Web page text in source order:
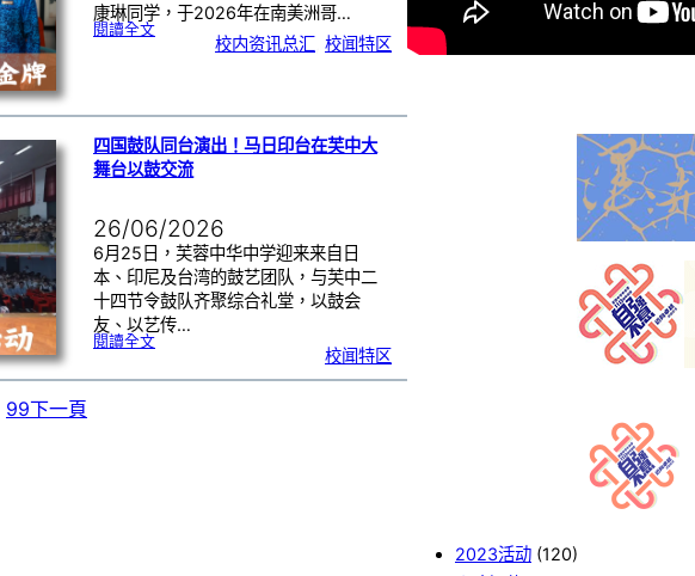
康琳同学，于2026年在南美洲哥…
閱讀全文:芙
赛
金
！
校内资讯总汇 校闻特区
四国鼓队同台演出！马日印台在芙中大
舞台以鼓交流
26/06/2026
6月25日，芙蓉中华中学迎来来自日
本、印尼及台湾的鼓艺团队，与芙中二
十四节令鼓队齐聚综合礼堂，以鼓会
友、以艺传…
閱讀全文:四
同
校闻特区
99下一頁
2023活动 (120)